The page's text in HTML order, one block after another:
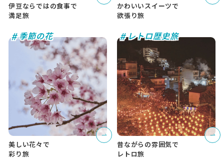
伊豆ならではの食事で
満足旅
かわいいスイーツで
欲張り旅
# 季節の花
美しい花々で
彩り旅
#レトロ歴史旅
昔ながらの雰囲気で
レトロ旅